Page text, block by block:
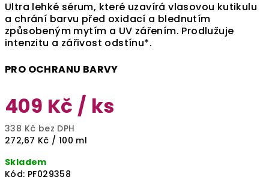
Ultra lehké sérum, které uzavírá vlasovou kutikulu
a chrání barvu před oxidací a blednutím
způsobeným mytím a UV zářením. Prodlužuje
intenzitu a zářivost odstínu*.
PRO OCHRANU BARVY
409 Kč / ks
338 Kč bez DPH
Měrná
272,67 Kč / 100 ml
Skladem
Kód: PF029358